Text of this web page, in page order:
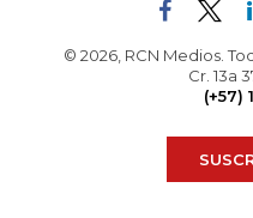
© 2026, RCN Medios.
Cr. 13a
(+57)